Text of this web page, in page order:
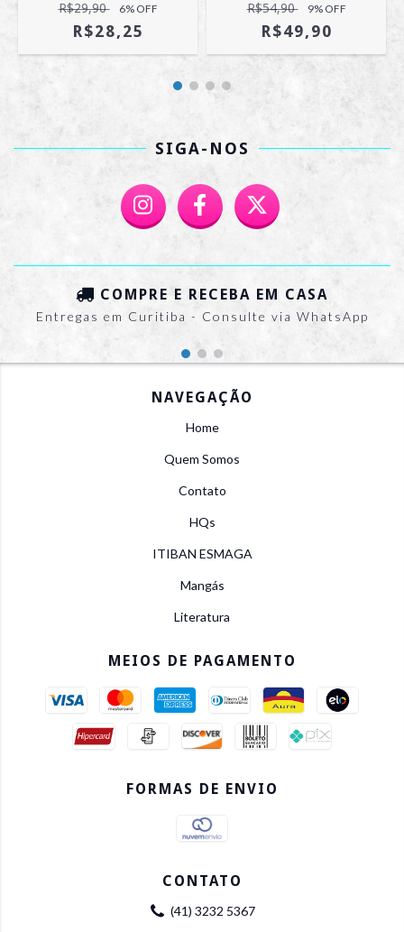
R$29,90 6% OFF
R$28,25
R$54,90 9% OFF
R$49,90
SIGA-NOS
COMPRE E RECEBA EM CASA
Entregas em Curitiba - Consulte via WhatsApp
NAVEGAÇÃO
Home
Quem Somos
Contato
HQs
ITIBAN ESMAGA
Mangás
Literatura
MEIOS DE PAGAMENTO
FORMAS DE ENVIO
CONTATO
(41) 3232 5367